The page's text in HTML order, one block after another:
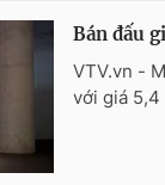
Bán đấu
VTV.vn -
với giá 5,4